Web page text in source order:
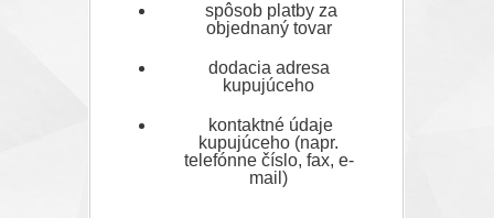
spôsob platby za
objednaný tovar
dodacia adresa
kupujúceho
kontaktné údaje
kupujúceho (napr.
telefónne číslo, fax, e-
mail)